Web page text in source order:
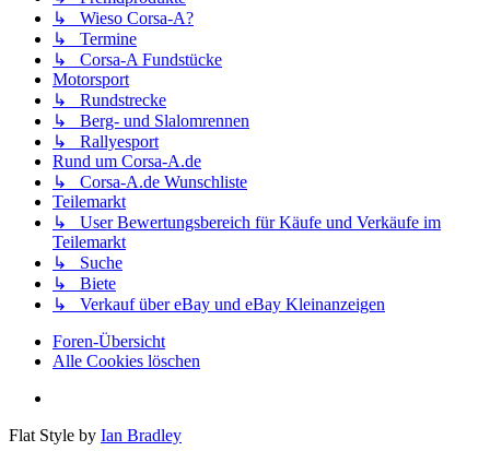
↳ Wieso Corsa-A?
↳ Termine
↳ Corsa-A Fundstücke
Motorsport
↳ Rundstrecke
↳ Berg- und Slalomrennen
↳ Rallyesport
Rund um Corsa-A.de
↳ Corsa-A.de Wunschliste
Teilemarkt
↳ User Bewertungsbereich für Käufe und Verkäufe im
Teilemarkt
↳ Suche
↳ Biete
↳ Verkauf über eBay und eBay Kleinanzeigen
Foren-Übersicht
Alle Cookies löschen
Flat Style by Ian Bradley